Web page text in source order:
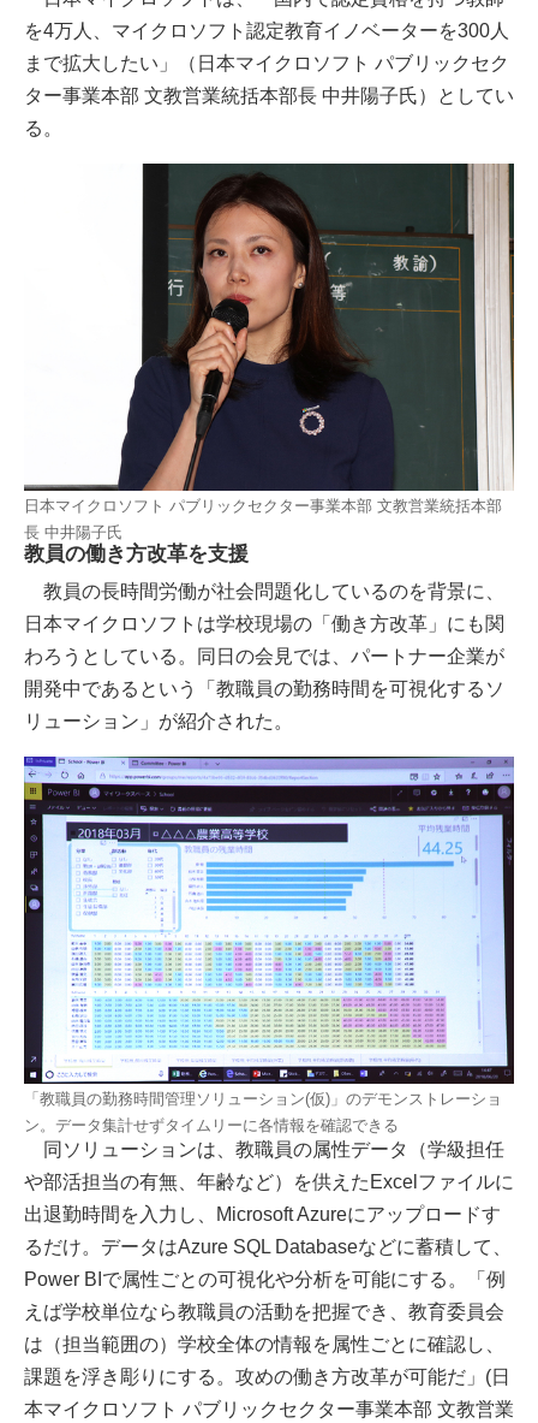
を4万人、マイクロソフト認定教育イノベーターを300人
まで拡大したい」（日本マイクロソフト パブリックセク
ター事業本部 文教営業統括本部長 中井陽子氏）としてい
る。
日本マイクロソフト パブリックセクター事業本部 文教営業統括本部
長 中井陽子氏
教員の働き方改革を支援
教員の長時間労働が社会問題化しているのを背景に、
日本マイクロソフトは学校現場の「働き方改革」にも関
わろうとしている。同日の会見では、パートナー企業が
開発中であるという「教職員の勤務時間を可視化するソ
リューション」が紹介された。
「教職員の勤務時間管理ソリューション(仮)」のデモンストレーショ
ン。データ集計せずタイムリーに各情報を確認できる
同ソリューションは、教職員の属性データ（学級担任
や部活担当の有無、年齢など）を供えたExcelファイルに
出退勤時間を入力し、Microsoft Azureにアップロードす
るだけ。データはAzure SQL Databaseなどに蓄積して、
Power BIで属性ごとの可視化や分析を可能にする。「例
えば学校単位なら教職員の活動を把握でき、教育委員会
は（担当範囲の）学校全体の情報を属性ごとに確認し、
課題を浮き彫りにする。攻めの働き方改革が可能だ」(日
本マイクロソフト パブリックセクター事業本部 文教営業